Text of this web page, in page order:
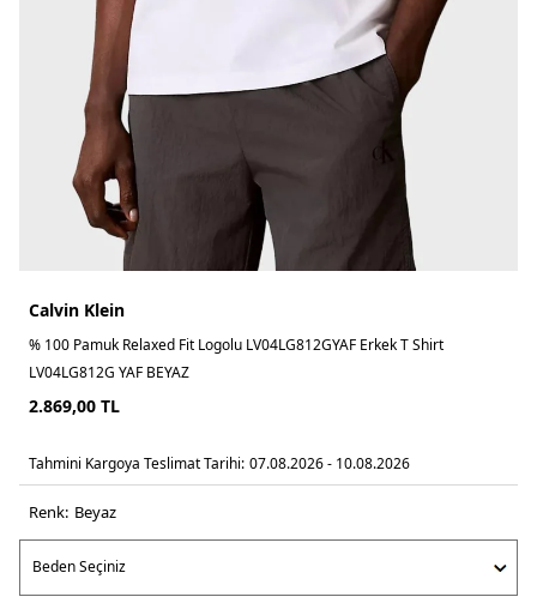
Calvin Klein
% 100 Pamuk Relaxed Fit Logolu LV04LG812GYAF Erkek T Shirt
LV04LG812G YAF BEYAZ
2.869,00 TL
Tahmini Kargoya Teslimat Tarihi: 07.08.2026 - 10.08.2026
Renk: beyaz